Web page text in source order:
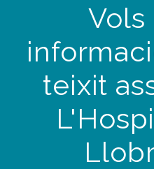
Vols
teixit